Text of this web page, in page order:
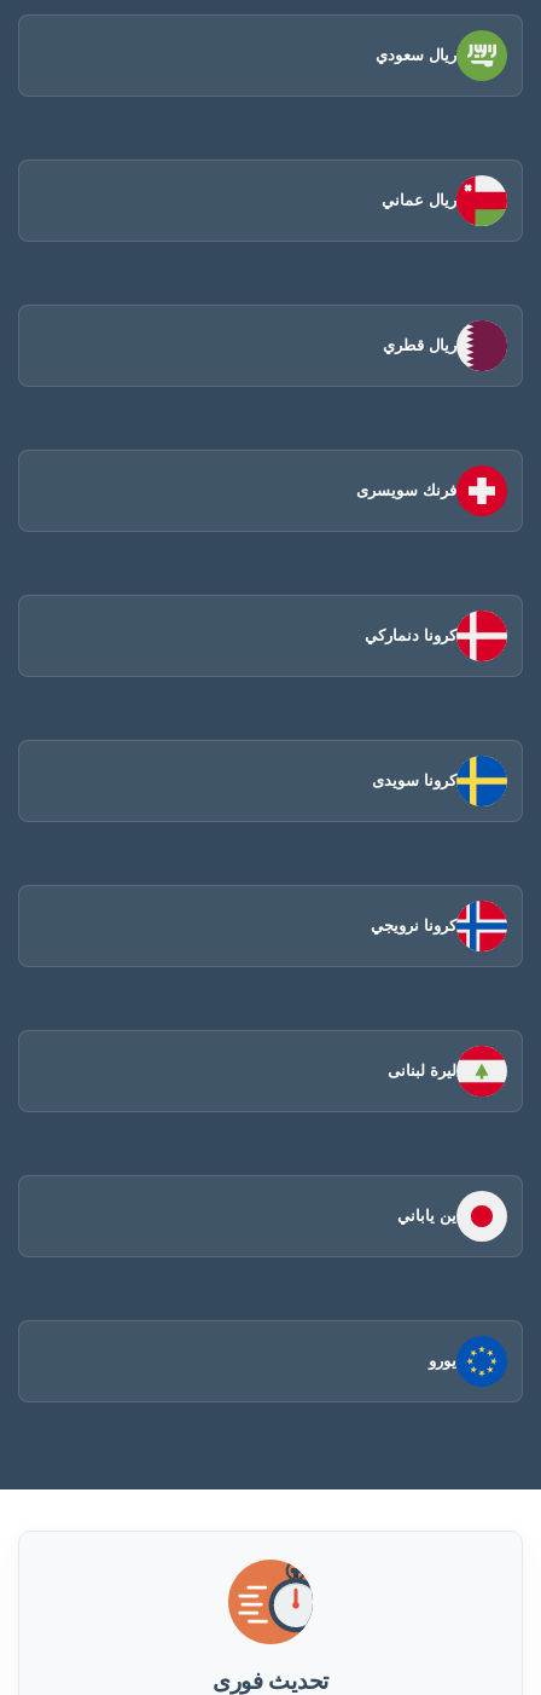
ريال سعودي
ريال عماني
ريال قطري
فرنك سويسرى
كرونا دنماركي
كرونا سويدى
كرونا نرويجي
ليرة لبنانى
ين ياباني
يورو
تحديث فورى